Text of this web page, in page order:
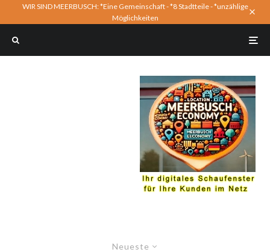
WIR SIND MEERBUSCH: *Eine Gemeinschaft - *8 Stadtteile - *unzählige
Möglichkeiten
Neueste